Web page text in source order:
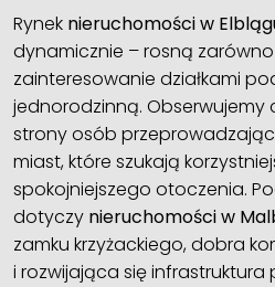
Rynek nieruchomości w
dynamicznie – rosną zarówno
zainteresowanie działkami
jednorodzinną. Obserwujemy
strony osób
miast, które szukają
spokojniejszego otoczenia.
dotyczy nieruchomości w
zamku krzyżackiego, dobra
i rozwijająca się